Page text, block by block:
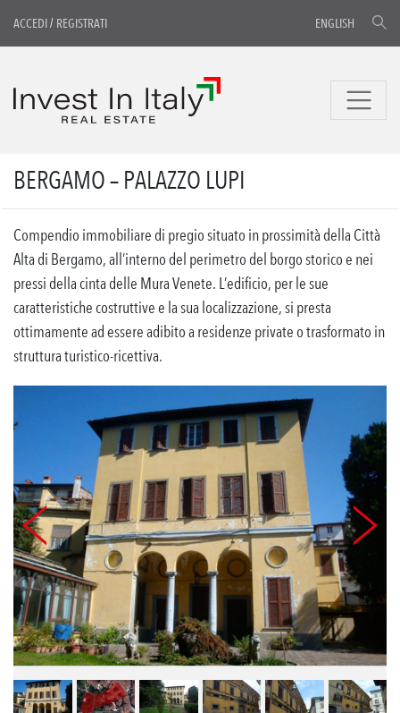
ACCEDI/ REGISTRATI ENGLISH
BERGAMO – PALAZZO LUPI
Compendio immobiliare di pregio situato in prossimità della Città
Alta di Bergamo, all’interno del perimetro del borgo storico e nei
pressi della cinta delle Mura Venete. L’edificio, per le sue
caratteristiche costruttive e la sua localizzazione, si presta
ottimamente ad essere adibito a residenze private o trasformato in
struttura turistico-ricettiva.